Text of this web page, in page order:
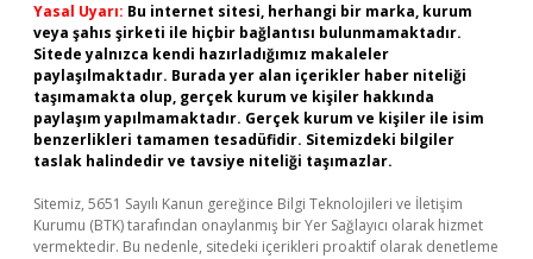
Yasal Uyarı: Bu internet sitesi, herhangi bir marka, kurum
veya şahıs şirketi ile hiçbir bağlantısı bulunmamaktadır.
Sitede yalnızca kendi hazırladığımız makaleler
paylaşılmaktadır. Burada yer alan içerikler haber niteliği
taşımamakta olup, gerçek kurum ve kişiler hakkında
paylaşım yapılmamaktadır. Gerçek kurum ve kişiler ile isim
benzerlikleri tamamen tesadüfidir. Sitemizdeki bilgiler
taslak halindedir ve tavsiye niteliği taşımazlar.
Sitemiz, 5651 Sayılı Kanun gereğince Bilgi Teknolojileri ve İletişim
Kurumu (BTK) tarafından onaylanmış bir Yer Sağlayıcı olarak hizmet
vermektedir. Bu nedenle, sitedeki içerikleri proaktif olarak denetleme